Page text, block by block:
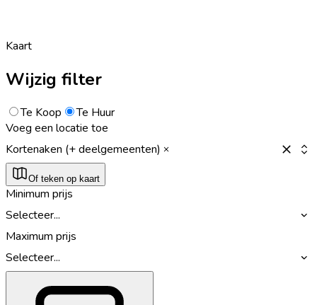
Kaart
Wijzig filter
Te Koop
Te Huur
Voeg een locatie toe
Kortenaken (+ deelgemeenten)
Of teken op kaart
Minimum prijs
Selecteer...
Maximum prijs
Selecteer...